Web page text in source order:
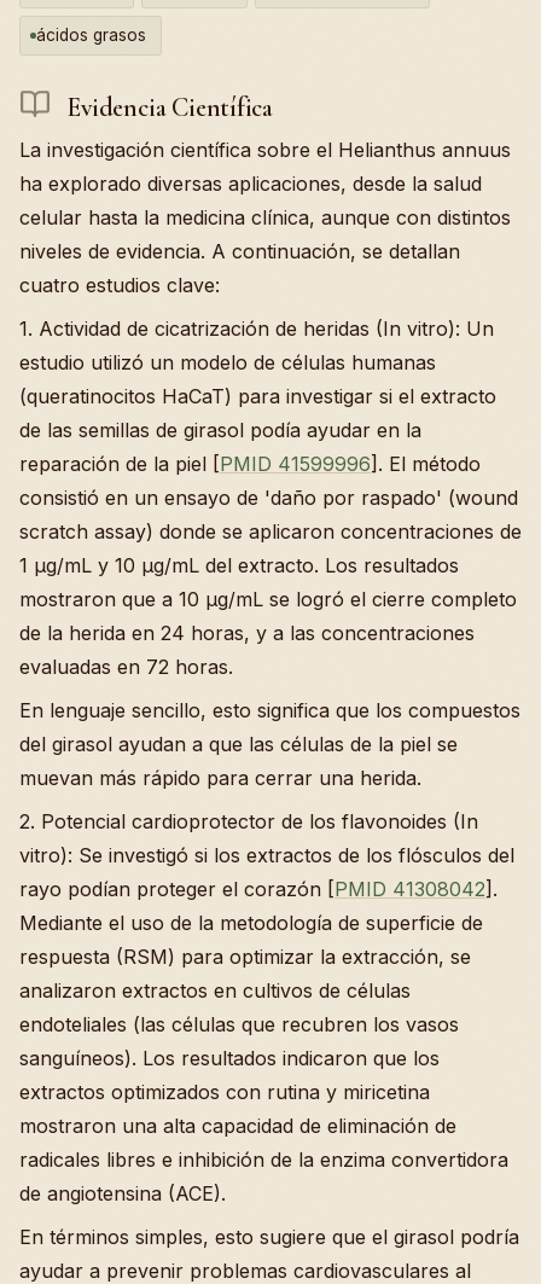
ácidos grasos
Evidencia Científica
La investigación científica sobre el Helianthus annuus
ha explorado diversas aplicaciones, desde la salud
celular hasta la medicina clínica, aunque con distintos
niveles de evidencia. A continuación, se detallan
cuatro estudios clave:
1. Actividad de cicatrización de heridas (In vitro): Un
estudio utilizó un modelo de células humanas
(queratinocitos HaCaT) para investigar si el extracto
de las semillas de girasol podía ayudar en la
reparación de la piel [PMID 41599996]. El método
consistió en un ensayo de 'daño por raspado' (wound
scratch assay) donde se aplicaron concentraciones de
1 µg/mL y 10 µg/mL del extracto. Los resultados
mostraron que a 10 µg/mL se logró el cierre completo
de la herida en 24 horas, y a las concentraciones
evaluadas en 72 horas.
En lenguaje sencillo, esto significa que los compuestos
del girasol ayudan a que las células de la piel se
muevan más rápido para cerrar una herida.
2. Potencial cardioprotector de los flavonoides (In
vitro): Se investigó si los extractos de los flósculos del
rayo podían proteger el corazón [PMID 41308042].
Mediante el uso de la metodología de superficie de
respuesta (RSM) para optimizar la extracción, se
analizaron extractos en cultivos de células
endoteliales (las células que recubren los vasos
sanguíneos). Los resultados indicaron que los
extractos optimizados con rutina y miricetina
mostraron una alta capacidad de eliminación de
radicales libres e inhibición de la enzima convertidora
de angiotensina (ACE).
En términos simples, esto sugiere que el girasol podría
ayudar a prevenir problemas cardiovasculares al